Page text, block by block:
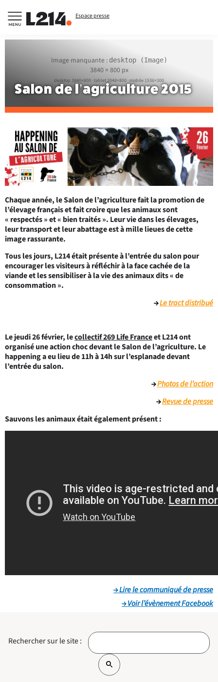
Espace presse
Image manquante : desktop (Image)
3840 × 800 px
desktop 3840×800 · tablet 2048×800 · mobile 1536×300
Salon de l’agriculture 2015
Chaque année, le Salon de l’agriculture fait la promotion de
l’élevage français et fait croire que les animaux sont
« respectés » et « bien traités ». Leur vie dans les élevages,
leur transport et leur abattage est à mille lieues de cette
image rassurante.
Tous les jours, L214 était présente à l’entrée du salon pour
encourager les visiteurs à réfléchir à la face cachée de la
viande et les sensibiliser à la vie des animaux dits « de
consommation ».
Le tract distribué
Le jeudi 26 février, lecollectif 269 Life Franceet L214 ont
organisé une action choc devant le Salon de l’agriculture. Le
happening a eu lieu de 11h à 14h sur l’esplanade devant
l’entrée du salon.
Photos de l’action
Revue de presse
Sauvons les animaux était également présent :
→ Lire le communiqué de presse
→ Voir l’évènement Facebook
Rechercher sur le site :